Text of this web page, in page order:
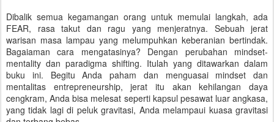
Dibalik semua kegamangan orang untuk memulai langkah, ada
FEAR, rasa takut dan ragu yang menjeratnya. Sebuah jerat
warisan masa lampau yang melumpuhkan keberanian bertindak.
Bagaiaman cara mengatasinya? Dengan perubahan mindset-
mentality dan paradigma shifting. Itulah yang ditawarkan dalam
buku ini. Begitu Anda paham dan menguasai mindset dan
mentalitas entrepreneurship, jerat itu akan kehilangan daya
cengkram, Anda bisa melesat seperti kapsul pesawat luar angkasa,
yang tidak lagi di peluk gravitasi, Anda melampaui kuasa gravitasi